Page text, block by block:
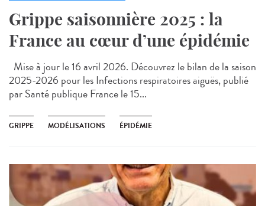
Grippe saisonnière 2025 : la
France au cœur d’une épidémie
Mise à jour le 16 avril 2026. Découvrez le bilan de la saison
2025-2026 pour les Infections respiratoires aiguës, publié
par Santé publique France le 15...
GRIPPE MODÉLISATIONS ÉPIDÉMIE